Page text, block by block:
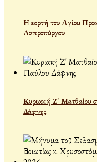
Η εορτή του Αγίου
Ασπροπύργου
Κυριακή Ζ' Ματθαίου
Δάφνης